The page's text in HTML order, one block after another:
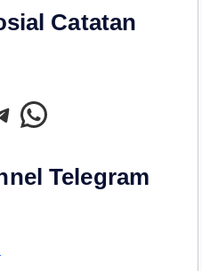
Catatan
WhatsApp
Telegram